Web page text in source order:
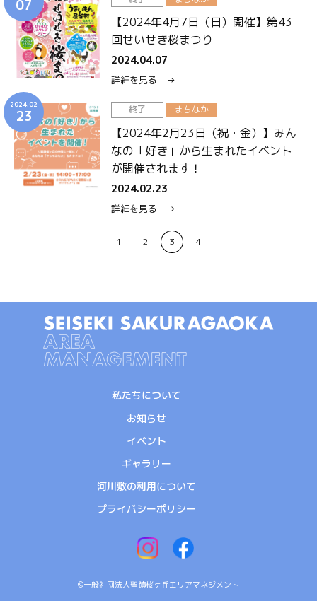
07
【2024年4月7日（日）開催】第43
回せいせき桜まつり
2024.04.07
詳細を見る →
2024.02
23 終了 まちなか
【2024年2月23日（祝・金）】みん
なの「好き」から生まれたイベント
が開催されます！
2024.02.23
詳細を見る →
1 2 3 4
私たちについて
お知らせ
イベント
ギャラリー
河川敷の利用について
プライバシーポリシー
©一般社団法人聖蹟桜ヶ丘エリアマネジメント